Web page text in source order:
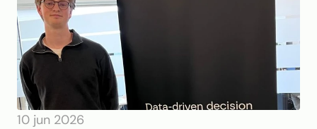
10 jun 2026